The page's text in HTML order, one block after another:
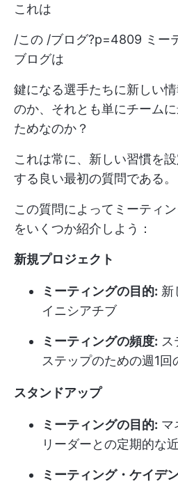
これは
/この /ブログ?p=4809 ミー
ブログは
鍵になる選手たちに新しい
のか、それとも単にチーム
ためなのか？
これは常に、新しい習慣を
する良い最初の質問である。
この質問によってミーティ
をいくつか紹介しよう：
新規プロジェクト
ミーティングの目的: 新
イニシアチブ
ミーティングの頻度:
ステップのための週1回
スタンドアップ
ミーティングの目的: マ
リーダーとの定期的な
ミーティング・ケイデ